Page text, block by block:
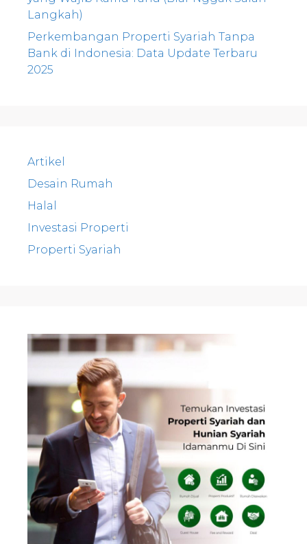
Langkah)
Perkembangan Properti Syariah Tanpa
Bank di Indonesia: Data Update Terbaru
2025
Artikel
Desain Rumah
Halal
Investasi Properti
Properti Syariah